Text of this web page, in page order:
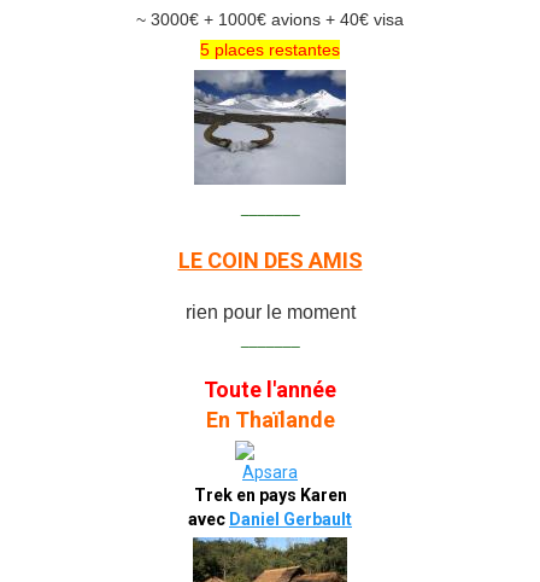
~ 3000€ + 1000€ avions + 40€ visa
5 places restantes
LE COIN DES AMIS
rien pour le moment
Toute l'année
En Thaïlande
Trek en pays Karen
avec Daniel Gerbault